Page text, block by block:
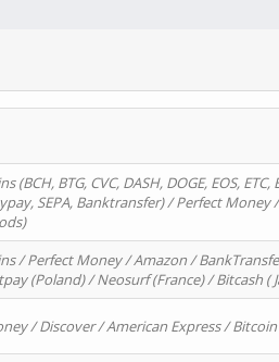
BTG, CVC, DASH, DOGE, EOS, ETC,
SEPA, Banktransfer) / Perfect
/ Perfect Money / Amazon /
(Poland) / Neosurf (France) / Bitcash
/ Discover / American Express / Bitcoin